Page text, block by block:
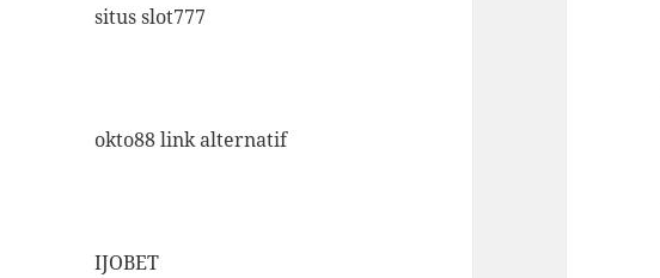
situs slot777
okto88 link alternatif
IJOBET